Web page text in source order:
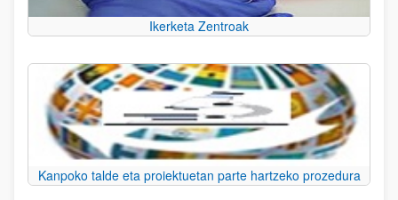
Ikerketa Zentroak
Kanpoko talde eta proiektuetan parte hartzeko prozedura